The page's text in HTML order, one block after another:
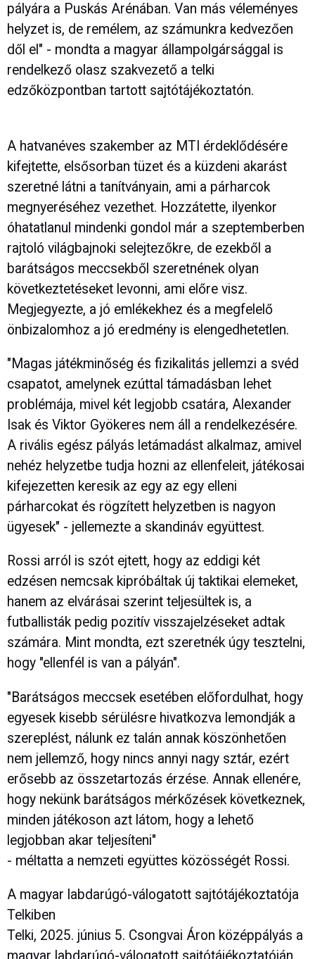
pályára a Puskás Arénában. Van más véleményes
helyzet is, de remélem, az számunkra kedvezően
dől el" - mondta a magyar állampolgársággal is
rendelkező olasz szakvezető a telki
edzőközpontban tartott sajtótájékoztatón.
A hatvanéves szakember az MTI érdeklődésére
kifejtette, elsősorban tüzet és a küzdeni akarást
szeretné látni a tanítványain, ami a párharcok
megnyeréséhez vezethet. Hozzátette, ilyenkor
óhatatlanul mindenki gondol már a szeptemberben
rajtoló világbajnoki selejtezőkre, de ezekből a
barátságos meccsekből szeretnének olyan
következtetéseket levonni, ami előre visz.
Megjegyezte, a jó emlékekhez és a megfelelő
önbizalomhoz a jó eredmény is elengedhetetlen.
"Magas játékminőség és fizikalitás jellemzi a svéd
csapatot, amelynek ezúttal támadásban lehet
problémája, mivel két legjobb csatára, Alexander
Isak és Viktor Gyökeres nem áll a rendelkezésére.
A rivális egész pályás letámadást alkalmaz, amivel
nehéz helyzetbe tudja hozni az ellenfeleit, játékosai
kifejezetten keresik az egy az egy elleni
párharcokat és rögzített helyzetben is nagyon
ügyesek" - jellemezte a skandináv együttest.
Rossi arról is szót ejtett, hogy az eddigi két
edzésen nemcsak kipróbáltak új taktikai elemeket,
hanem az elvárásai szerint teljesültek is, a
futballisták pedig pozitív visszajelzéseket adtak
számára. Mint mondta, ezt szeretnék úgy tesztelni,
hogy "ellenfél is van a pályán".
"Barátságos meccsek esetében előfordulhat, hogy
egyesek kisebb sérülésre hivatkozva lemondják a
szereplést, nálunk ez talán annak köszönhetően
nem jellemző, hogy nincs annyi nagy sztár, ezért
erősebb az összetartozás érzése. Annak ellenére,
hogy nekünk barátságos mérkőzések következnek,
minden játékoson azt látom, hogy a lehető
legjobban akar teljesíteni"
- méltatta a nemzeti együttes közösségét Rossi.
A magyar labdarúgó-válogatott sajtótájékoztatója
Telkiben
Telki, 2025. június 5. Csongvai Áron középpályás a